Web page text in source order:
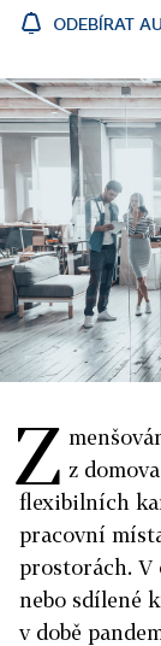
ODEBÍRAT
Z z
flexibilních
pracovní
prostorách. V
nebo sdílené
v době